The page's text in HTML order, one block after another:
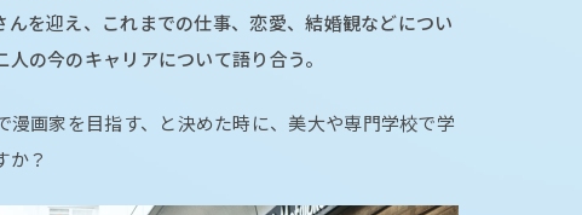
を迎え、これまでの仕事、恋愛、結婚観などについ
の今のキャリアについて語り合う。
漫画家を目指す、と決めた時に、美大や専門学校で学
か？